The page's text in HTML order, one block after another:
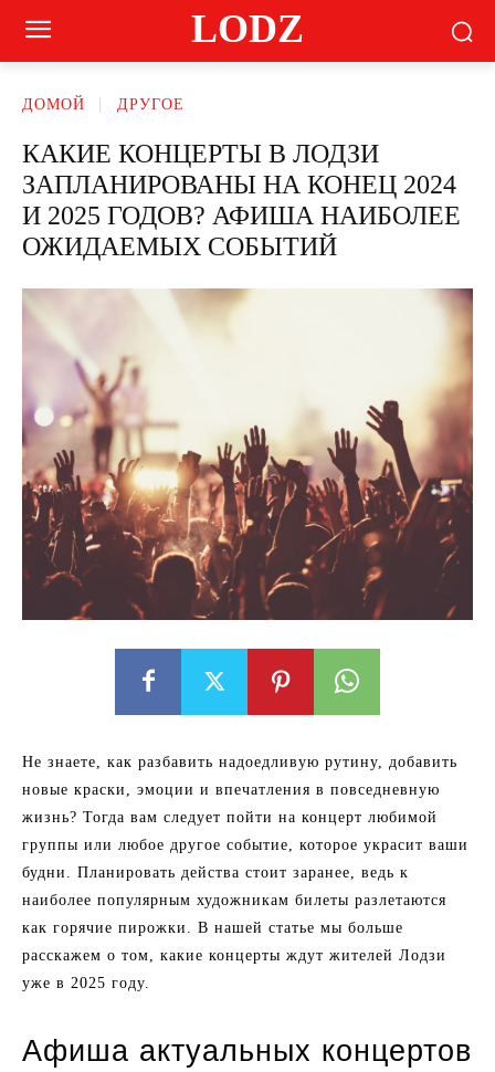
LODZ
ДОМОЙ ДРУГОЕ
КАКИЕ КОНЦЕРТЫ В ЛОДЗИ
ЗАПЛАНИРОВАНЫ НА КОНЕЦ 2024
И 2025 ГОДОВ? АФИША НАИБОЛЕЕ
ОЖИДАЕМЫХ СОБЫТИЙ
Не знаете, как разбавить надоедливую рутину, добавить
новые краски, эмоции и впечатления в повседневную
жизнь? Тогда вам следует пойти на концерт любимой
группы или любое другое событие, которое украсит ваши
будни. Планировать действа стоит заранее, ведь к
наиболее популярным художникам билеты разлетаются
как горячие пирожки. В нашей статье мы больше
расскажем о том, какие концерты ждут жителей Лодзи
уже в 2025 году.
Афиша актуальных концертов